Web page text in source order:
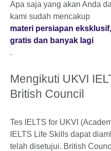
Apa saja yang akan Anda
kami sudah mencakup
materi persiapan
gratis dan banyak lagi
.
Mengikuti UKVI
British Council
Tes IELTS for UKVI
IELTS Life Skills dapat
telah disetujui. British